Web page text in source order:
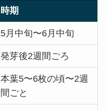
時期
5月中旬〜6月中旬
発芽後2週間ごろ
本葉5〜6枚の頃〜2週
間ごと